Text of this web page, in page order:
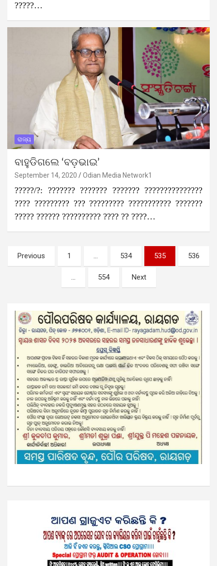
?????…
ରାଜ୍ୟ
ବାହୁଡିଗଲେ ‘ବଡ଼ଭାଇ’
September 14, 2020 Odian Media Network1
?????/?: ??????? ??????? ??????? ???????????????
???? ????????? ??? ????????? ??????????? ???????
????? ?????? ?????????? ???? ?? ????…
Posts
pagination
Previous 1 … 534 535 536
… 554 Next